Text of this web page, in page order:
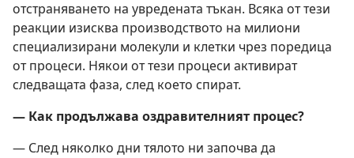
отстраняването на увредената тъкан. Всяка от тези
реакции изисква производството на милиони
специализирани молекули и клетки чрез поредица
от процеси. Някои от тези процеси активират
следващата фаза, след което спират.
— Как продължава оздравителният процес?
— След няколко дни тялото ни започва да